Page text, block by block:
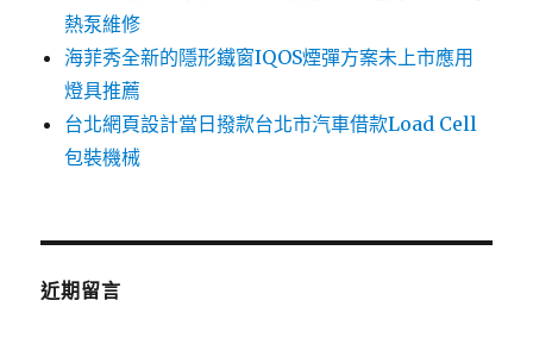
熱泵維修
海菲秀全新的隱形鐵窗IQOS煙彈方案未上市應用
燈具推薦
台北網頁設計當日撥款台北市汽車借款Load Cell
包裝機械
近期留言